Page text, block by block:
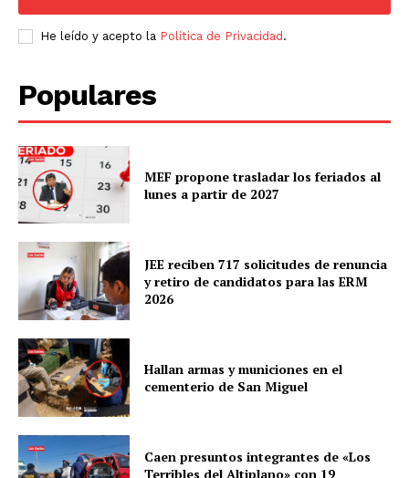
He leído y acepto la Política de Privacidad.
Populares
MEF propone trasladar los feriados al
lunes a partir de 2027
JEE reciben 717 solicitudes de renuncia
y retiro de candidatos para las ERM
2026
Hallan armas y municiones en el
cementerio de San Miguel
Caen presuntos integrantes de «Los
Terribles del Altiplano» con 19